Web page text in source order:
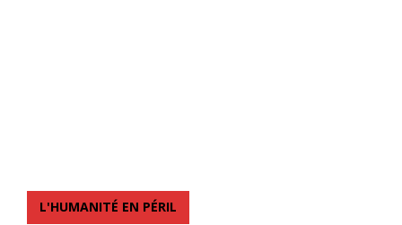
L'HUMANITÉ EN PÉRIL